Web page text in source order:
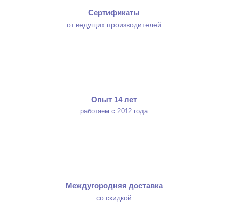
Сертификаты
от ведущих производителей
Опыт 14 лет
работаем с 2012 года
Междугородняя доставка
со скидкой